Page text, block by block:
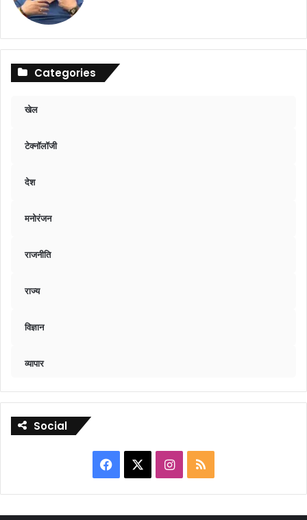
Categories
खेल
टेक्नॉलॉजी
देश
मनोरंजन
राजनीति
राज्य
विज्ञान
व्यापार
Social
Facebook Instagram
RSS